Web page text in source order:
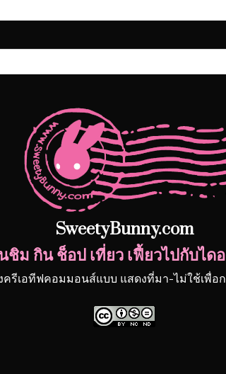
SweetyBunny.com
ชิม กิน ช็อป เที่ยว เฟี้ยวไปกับไ
เอทีฟคอมมอนส์แบบ แสดงที่มา-ไม่ใช้เพื่อก